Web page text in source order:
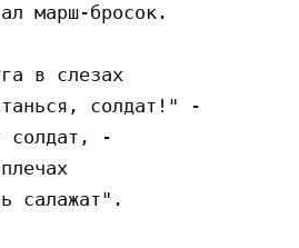
марш-бросок.
в слезах
солдат!" -
солдат, -
салажат".